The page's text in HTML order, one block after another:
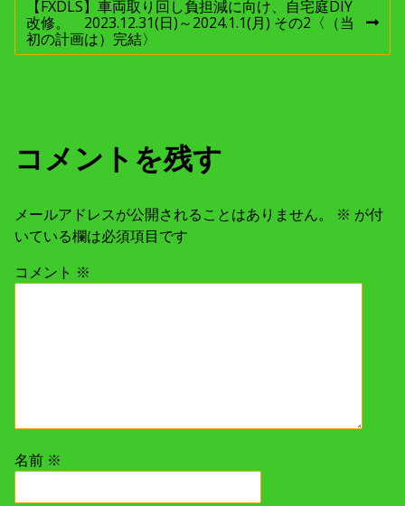
ナ
ー
シ
ョ
ン
投
稿
:次
の
投
【FXDLS】車両取り回し負担減に向け、自宅庭DIY
改修。 2023.12.31(日)～2024.1.1(月) その2〈（当
初の計画は）完結〉
コメントを残す
メールアドレスが公開されることはありません。 ※ が付
いている欄は必須項目です
コメント ※
名前 ※